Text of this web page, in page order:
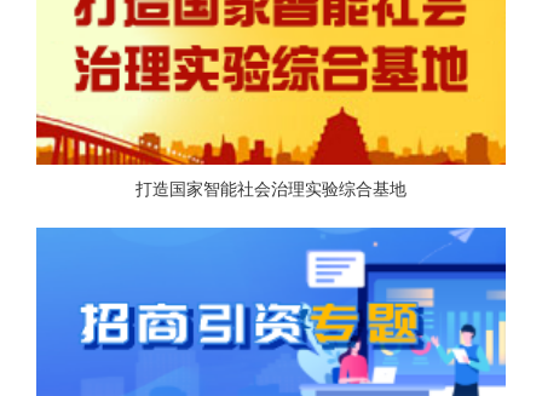
打造国家智能社会治理实验综合基地